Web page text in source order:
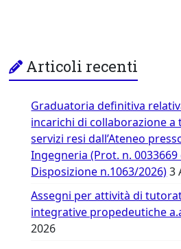
Articoli recenti
Graduatoria definitiva
incarichi di collaborazione a
servizi resi dall’Ateneo
Ingegneria (Prot. n.
Disposizione n.1063/2026) 3
Assegni per attività di
integrative propedeutiche
2026